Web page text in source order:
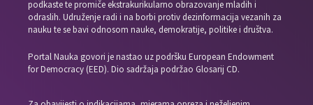
podkaste te promiče ekstrakurikularno obrazovanje mladih i
odraslih. Udruženje radi i na borbi protiv dezinformacija vezanih za
nauku te se bavi odnosom nauke, demokratije, politike i društva.
Portal Nauka govori je nastao uz podršku European Endowment
for Democracy (EED). Dio sadržaja podržao Glosarij CD.